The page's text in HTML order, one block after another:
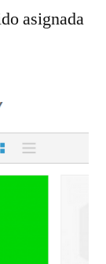
asignada